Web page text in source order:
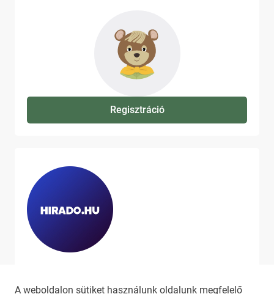
A weboldalon sütiket használunk oldalunk megfelelő
Regisztráció
látni, látogassa meg ahirado.hu